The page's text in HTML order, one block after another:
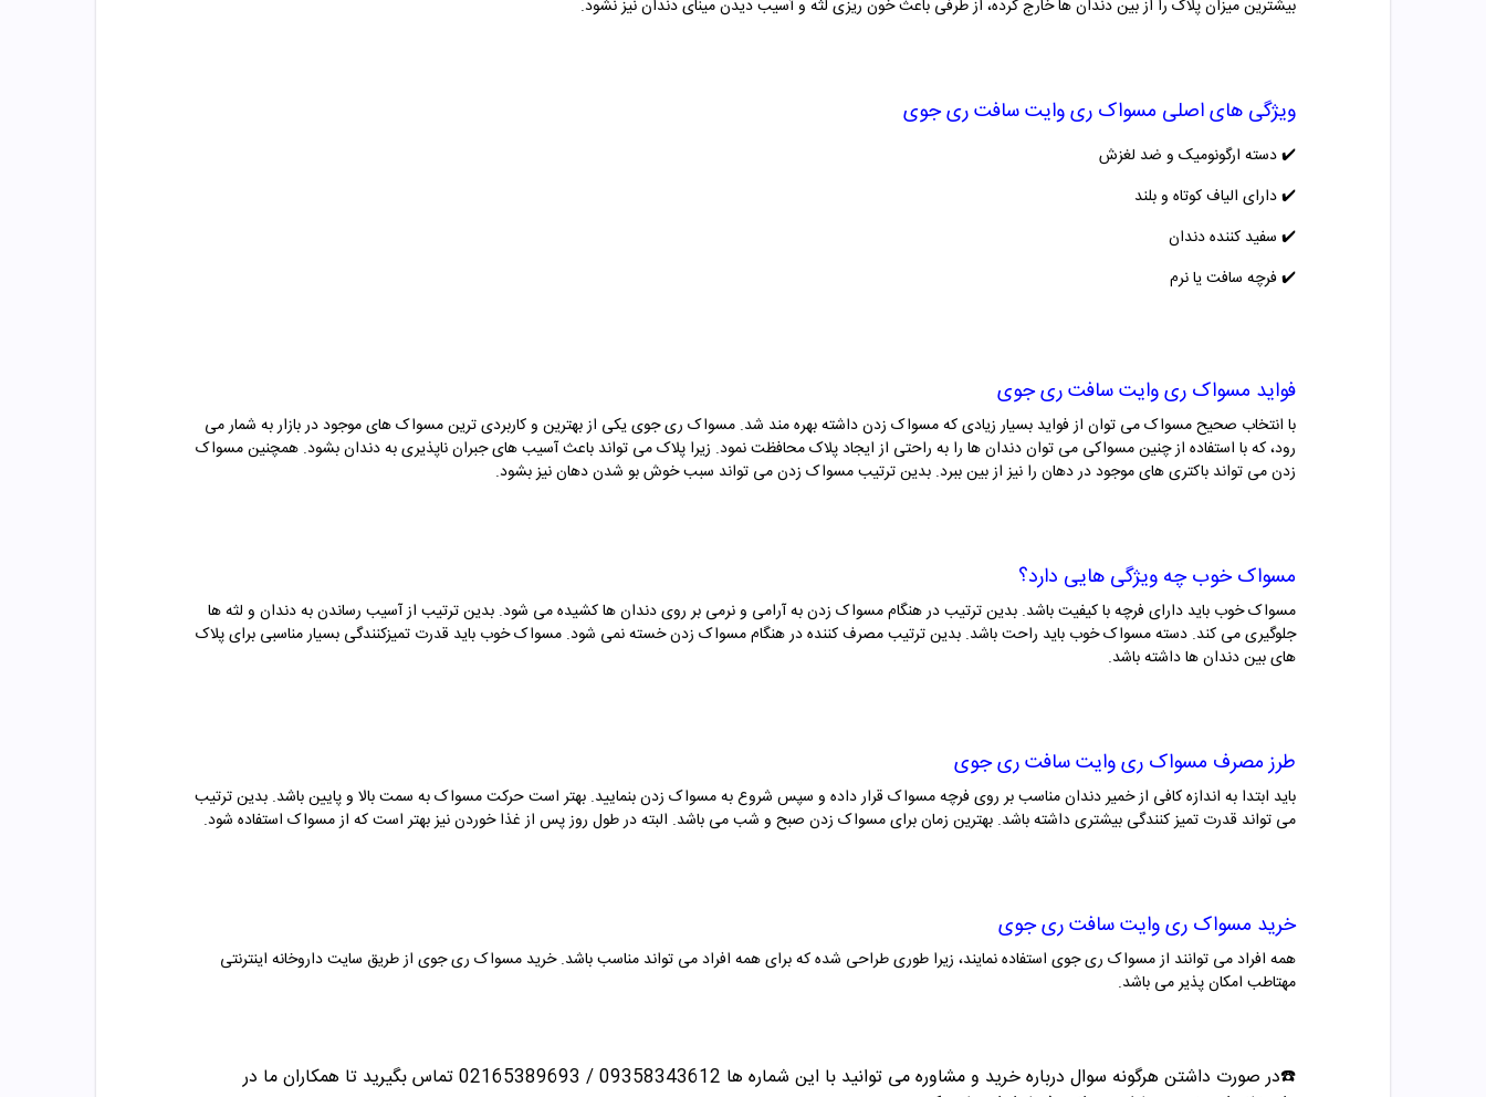
بیشترین میزان پلاک را از بین دندان ها خارج کرده، از طرفی باعث خون ریزی لثه و آسیب دیدن مینای دندان نیز نشود.
ویژگی های اصلی مسواک ری وایتسافتری جوی
✔️ دسته ارگونومیک و ضد لغزش
✔️ دارای الیاف کوتاه و بلند
✔️ سفید کننده دندان
✔️ فرچه سافت یا نرم
فواید مسواک ری وایتسافتری جوی
با انتخاب صحیح مسواک می توان از فواید بسیار زیادی که مسواک زدن داشته بهره مند شد. مسواک ری جوییکی از بهترین و کاربردی ترین مسواک های موجود در بازار به شمار می
رود، که با استفاده از چنین مسواکی می توان دندان ها را به راحتی از ایجاد پلاک محافظت نمود. زیرا پلاک می تواند باعث آسیب های جبران ناپذیری به دندان بشود. همچنین مسواک
زدن می تواند باکتری های موجود در دهان را نیز از بین ببرد. بدین ترتیب مسواک زدن می تواند سبب خوش بو شدن دهان نیز بشود.
مسواک خوب چه ویژگی هایی دارد؟
مسواک خوب باید دارای فرچه با کیفیت باشد. بدین ترتیب در هنگام مسواک زدن به آرامی و نرمی بر روی دندان ها کشیده می شود. بدین ترتیب از آسیب رساندن به دندان و لثه ها
جلوگیری می کند. دسته مسواک خوب باید راحت باشد. بدین ترتیب مصرف کننده در هنگام مسواک زدن خسته نمی شود. مسواک خوب باید قدرت تمیزکنندگی بسیار مناسبی برای پلاک
های بین دندان ها داشته باشد.
طرز مصرف مسواک ری وایتسافتری جوی
باید ابتدا به اندازه کافی از خمیر دندان مناسب بر روی فرچه مسواک قرار داده و سپس شروع به مسواک زدن بنمایید. بهتر است حرکت مسواک به سمت بالا و پایین باشد. بدین ترتیب
می تواند قدرت تمیز کنندگی بیشتری داشته باشد. بهترین زمان برای مسواک زدن صبح و شب می باشد. البته در طول روز پس از غذا خوردن نیز بهتر است که از مسواک استفاده شود.
خرید مسواک ری وایتسافتری جوی
همه افراد می توانند ازمسواک ری جوی استفاده نمایند، زیرا طوری طراحی شده که برای همه افراد می تواند مناسب باشد. خرید مسواک ری جوی از طریق سایت داروخانه اینترنتی
مهتاطب امکان پذیر می باشد.
☎️در صورت داشتن هرگونه سوال درباره خرید و مشاوره می توانید با این شماره ها 09358343612 / 02165389693
تماس بگیرید تا همکاران ما در